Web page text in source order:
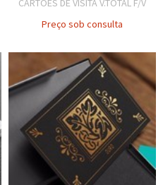
CARTÕES DE VISITA V.TOTAL F/V
Preço sob consulta